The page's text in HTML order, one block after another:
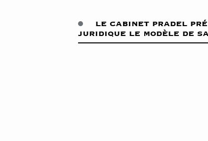
le cabinet pradel
juridique le modèle de